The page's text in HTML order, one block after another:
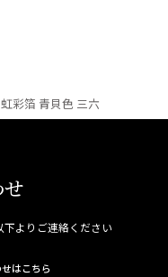
彩箔 青貝色 三六
よりご連絡ください
はこちら